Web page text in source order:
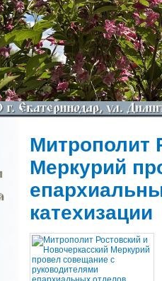
Митрополит
Меркурий
катехизации